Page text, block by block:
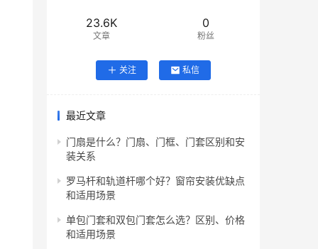
23.6K
文章
0
粉丝
关注 私信
最近文章
门扇是什么？门扇、门框、门套区别和安
装关系
罗马杆和轨道杆哪个好？窗帘安装优缺点
和适用场景
单包门套和双包门套怎么选？区别、价格
和适用场景